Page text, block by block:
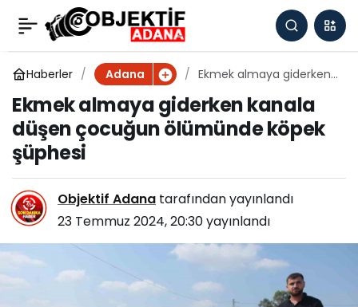
Haberler Adana
Ekmek almaya giderken
ölümünde köpek şüphesi
Ekmek almaya giderken kanala
düşen çocuğun ölümünde köpek
şüphesi
Objektif Adana tarafından yayınlandı
23 Temmuz 2024, 20:30yayınlandı
Ekmek almaya
giderken kanala düşen
çocuğun ölümünde
köpek şüphesi